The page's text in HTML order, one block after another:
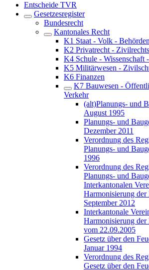
Entscheide TVR
Gesetzesregister
Bundesrecht
Kantonales Recht
K1 Staat - Volk - Behörden
K2 Privatrecht -
K4 Schule - Wissenschaft
K5 Militärwesen -
K6 Finanzen
K7 Bauwesen -
Verkehr
(alt)Planungs- und
August 1995
Planungs- und
Dezember 2011
Verordnung des
Planungs- und
1996
Verordnung des
Planungs- und
Interkantonalen
Harmonisierung
September 2012
Interkantonale
Harmonisierung
vom 22.09.2005
Gesetz über den
Januar 1994
Verordnung des
Gesetz über den